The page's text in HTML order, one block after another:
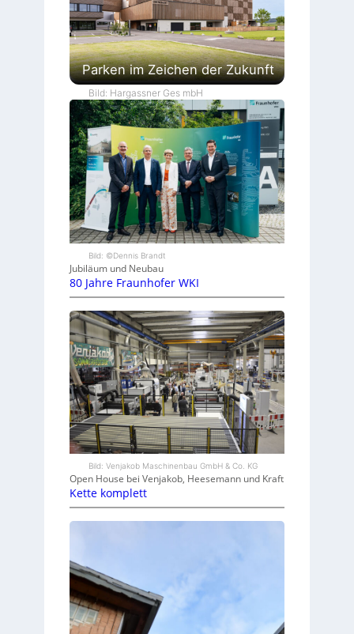
Parken im Zeichen der Zukunft
Bild: Hargassner Ges mbH
Bild: ©Dennis Brandt
Jubiläum und Neubau
80 Jahre Fraunhofer WKI
Bild: Venjakob Maschinenbau GmbH & Co. KG
Open House bei Venjakob, Heesemann und Kraft
Kette komplett